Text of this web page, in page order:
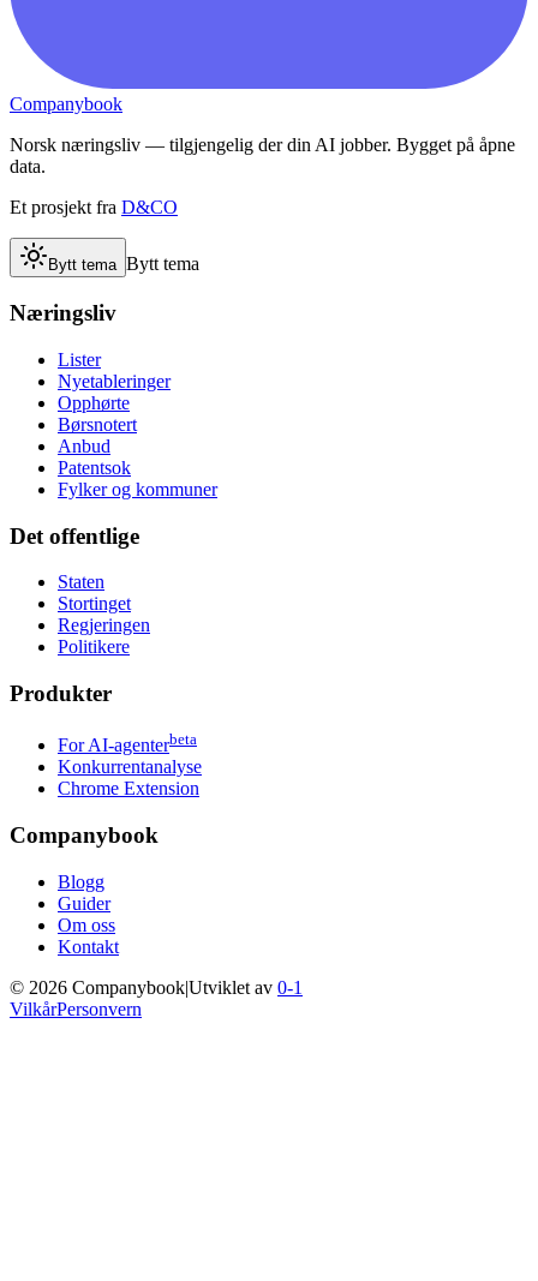
Companybook
Norsk næringsliv — tilgjengelig der din AI jobber. Bygget på åpne
data.
Et prosjekt fra D&CO
Bytt tema Bytt tema
Næringsliv
Lister
Nyetableringer
Opphørte
Børsnotert
Anbud
Patentsok
Fylker og kommuner
Det offentlige
Staten
Stortinget
Regjeringen
Politikere
Produkter
For AI-agenterbeta
Konkurrentanalyse
Chrome Extension
Companybook
Blogg
Guider
Om oss
Kontakt
© 2026 Companybook|Utviklet av 0-1
VilkårPersonvern